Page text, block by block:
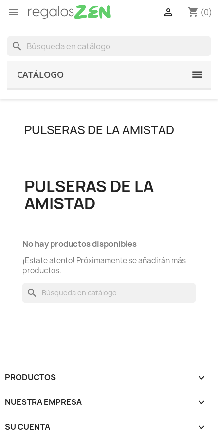
 shopping_cart (0)

search
CATÁLOGO
PULSERAS DE LA AMISTAD
PULSERAS DE LA
AMISTAD
No hay productos disponibles
¡Estate atento! Próximamente se añadirán más
productos.
search
PRODUCTOS 
NUESTRA EMPRESA 
SU CUENTA 